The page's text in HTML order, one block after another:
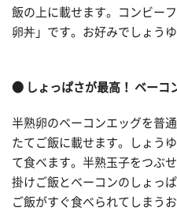
飯の上に載せます。コンビー
卵丼」です。お好みでしょう
● しょっぱさが最高！ ベーコ
半熟卵のベーコンエッグを普
たてご飯に載せます。しょう
て食べます。半熟玉子をつぶ
掛けご飯とベーコンのしょっ
ご飯がすぐ食べられてしまう